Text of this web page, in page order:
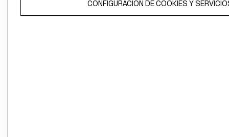
El contenido de esta página web está protegido por copyright y es
propiedad de H&M Hennes & Mauritz AB
CONFIGURACIÓN DE COOKIES Y